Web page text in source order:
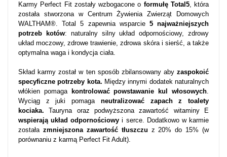
Karmy Perfect Fit zostały wzbogacone o formułę Total5, która
została stworzona w Centrum Żywienia Zwierząt Domowych
WALTHAM®. Total 5 zapewnia wsparcie5 najważniejszych
potrzeb kotów: naturalny silny układ odpornościowy, zdrowy
układ moczowy, zdrowe trawienie, zdrowa skóra i sierść, a także
optymalna waga i kondycja ciała.
Skład karmy został w ten sposób zbilansowany abyzaspokoić
specyficzne potrzeby kota. Między innymi dodatek naturalnych
włókien pomaga kontrolować powstawanie kul włosowych.
Wyciąg z juki pomaga neutralizować zapach z toalety
kociaka. Tauryna oraz podwyższona zawartość witaminy E
wspierają układ odpornościowy i serce. Dodatkowo w karmie
została zmniejszona zawartość tłuszczu z 20% do 15% (w
porównaniu z karmą Perfect Fit Adult).